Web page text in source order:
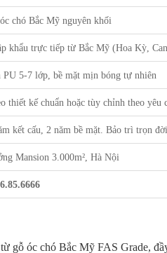
chó Bắc Mỹ nguyên khối
khẩu trực tiếp từ Bắc Mỹ (Hoa Kỳ,
PU 5-7 lớp, bề mặt mịn bóng tự nhiên
thiết kế chuẩn hoặc tùy chỉnh theo yêu
kết cấu, 2 năm bề mặt. Bảo trì trọn đời
Mansion 3.000m², Hà Nội
gỗ óc chó Bắc Mỹ FAS Grade,